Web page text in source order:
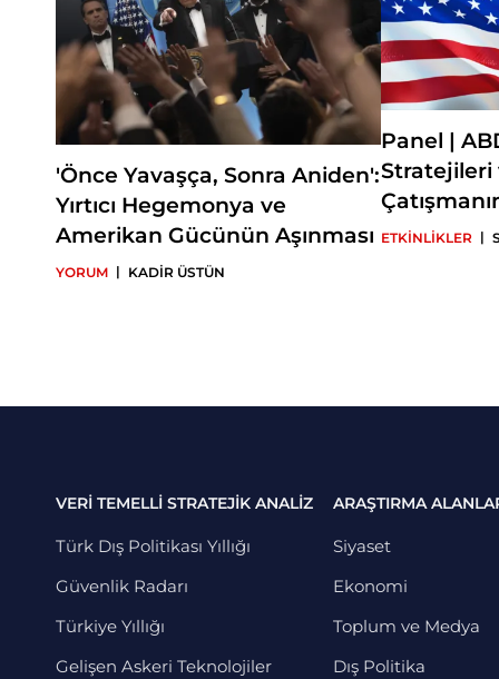
'Önce Yavaşça, Sonra Aniden':
Yırtıcı Hegemonya ve
Amerikan Gücünün Aşınması
YORUM | KADİR ÜSTÜN
Panel |
Stratejileri
ETKİNLİKLER |
VERİ TEMELLİ STRATEJİK ANALİZ
Türk Dış Politikası Yıllığı
Güvenlik Radarı
Türkiye Yıllığı
Gelişen Askeri Teknolojiler
ARAŞTIRMA
Siyaset
Ekonomi
Toplum ve Medya
Dış Politika